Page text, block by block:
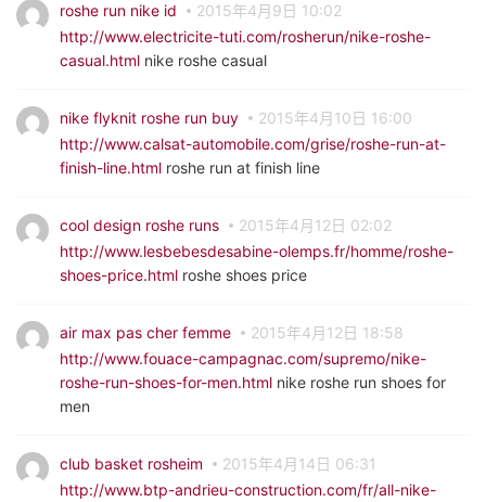
roshe run nike id
2015年4月9日 10:02
http://www.electricite-tuti.com/rosherun/nike-roshe-
casual.html nike roshe casual
nike flyknit roshe run buy
2015年4月10日 16:00
http://www.calsat-automobile.com/grise/roshe-run-at-
finish-line.html roshe run at finish line
cool design roshe runs
2015年4月12日 02:02
http://www.lesbebesdesabine-olemps.fr/homme/roshe-
shoes-price.html roshe shoes price
air max pas cher femme
2015年4月12日 18:58
http://www.fouace-campagnac.com/supremo/nike-
roshe-run-shoes-for-men.html nike roshe run shoes for
men
club basket rosheim
2015年4月14日 06:31
http://www.btp-andrieu-construction.com/fr/all-nike-